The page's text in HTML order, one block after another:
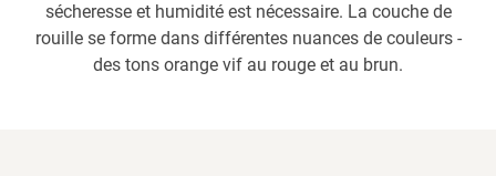
sécheresse et humidité est nécessaire. La couche de
rouille se forme dans différentes nuances de couleurs -
des tons orange vif au rouge et au brun.